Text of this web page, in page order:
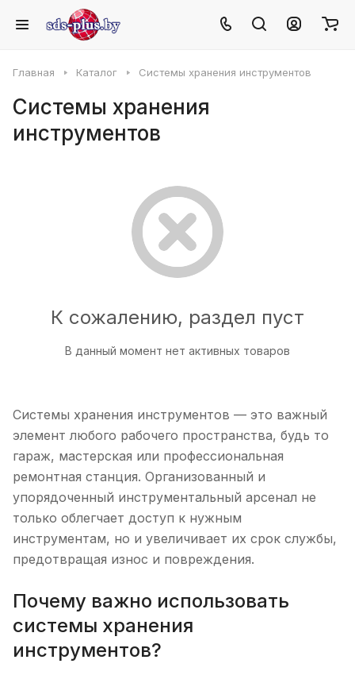
Главная Каталог Системы хранения инструментов
Системы хранения
инструментов
К сожалению, раздел пуст
В данный момент нет активных товаров
Системы хранения инструментов — это важный
элемент любого рабочего пространства, будь то
гараж, мастерская или профессиональная
ремонтная станция. Организованный и
упорядоченный инструментальный арсенал не
только облегчает доступ к нужным
инструментам, но и увеличивает их срок службы,
предотвращая износ и повреждения.
Почему важно использовать
системы хранения
инструментов?